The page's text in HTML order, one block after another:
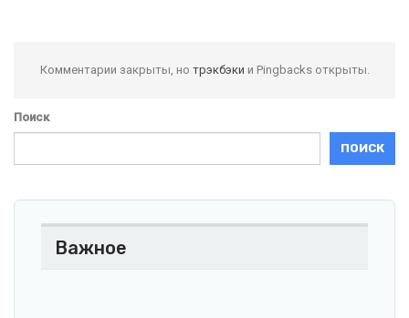
Комментарии закрыты, но трэкбэки и Pingbacks открыты.
Поиск
ПОИСК
Важное